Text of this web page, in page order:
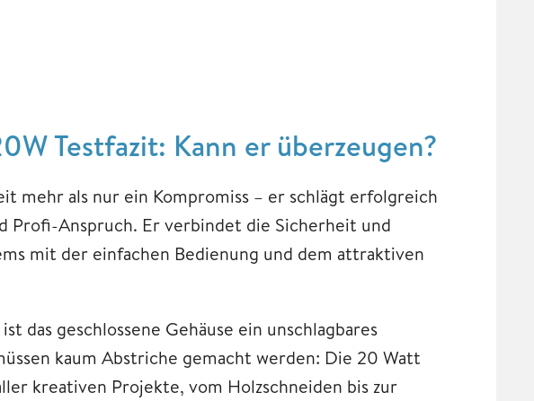
Testfazit: Kann er überzeugen?
mehr als nur ein Kompromiss – er schlägt erfolgreich
Profi-Anspruch. Er verbindet die Sicherheit und
mit der einfachen Bedienung und dem attraktiven
das geschlossene Gehäuse ein unschlagbares
kaum Abstriche gemacht werden: Die 20 Watt
kreativen Projekte, vom Holzschneiden bis zur